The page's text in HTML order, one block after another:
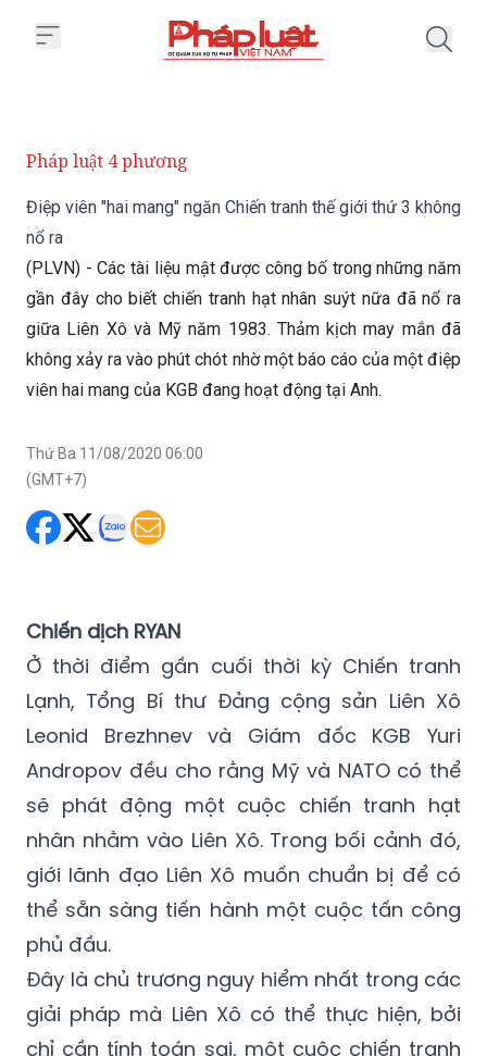
Pháp luật 4 phương
Điệp viên "hai mang" ngăn Chiến tranh thế giới thứ 3 không
nổ ra
(PLVN) - Các tài liệu mật được công bố trong những năm
gần đây cho biết chiến tranh hạt nhân suýt nữa đã nổ ra
giữa Liên Xô và Mỹ năm 1983. Thảm kịch may mắn đã
viên hai mang của KGB đang hoạt động tại Anh.
Thứ Ba 11/08/2020 06:00
Chiến dịch RYAN
Ở thời điểm gần cuối thời kỳ Chiến tranh
Lạnh, Tổng Bí thư Đảng cộng sản Liên Xô
Leonid Brezhnev và Giám đốc KGB Yuri
Andropov đều cho rằng Mỹ và NATO có thể
sẽ phát động một cuộc chiến tranh hạt
nhân nhằm vào Liên Xô. Trong bối cảnh đó,
giới lãnh đạo Liên Xô muốn chuẩn bị để có
thể sẵn sàng tiến hành một cuộc tấn công
phủ đầu.